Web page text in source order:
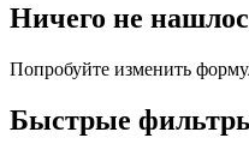
Ничего не
Попробуйте изменить
Быстрые